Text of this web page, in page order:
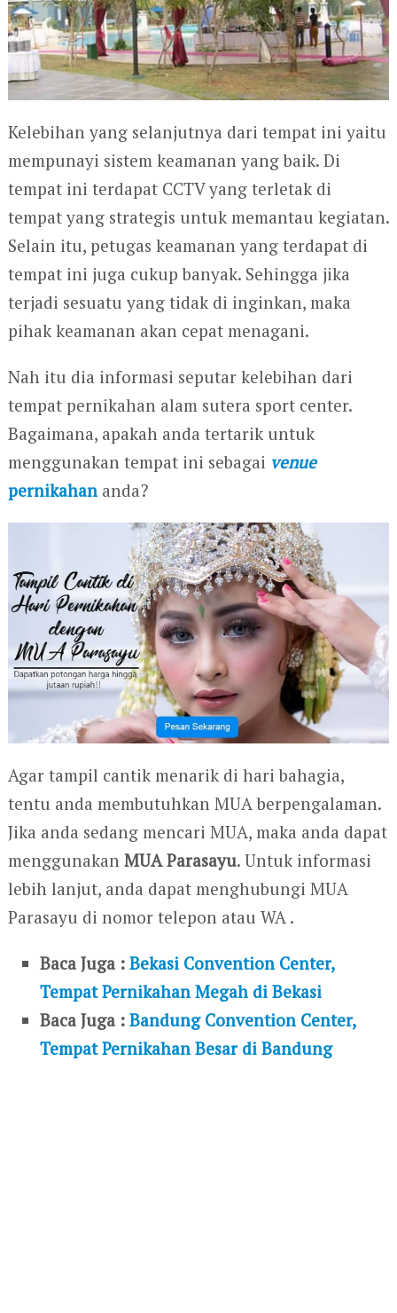
Kelebihan yang selanjutnya dari tempat ini yaitu
mempunayi sistem keamanan yang baik. Di
tempat ini terdapat CCTV yang terletak di
tempat yang strategis untuk memantau kegiatan.
Selain itu, petugas keamanan yang terdapat di
tempat ini juga cukup banyak. Sehingga jika
terjadi sesuatu yang tidak di inginkan, maka
pihak keamanan akan cepat menagani.
Nah itu dia informasi seputar kelebihan dari
tempat pernikahan alam sutera sport center.
Bagaimana, apakah anda tertarik untuk
menggunakan tempat ini sebagai venue
pernikahananda?
Agar tampil cantik menarik di hari bahagia,
tentu anda membutuhkan MUA berpengalaman.
Jika anda sedang mencari MUA, maka anda dapat
menggunakan MUA Parasayu. Untuk informasi
lebih lanjut, anda dapat menghubungi MUA
Parasayu di nomor telepon atau WA .
Baca Juga :Bekasi Convention Center,
Tempat Pernikahan Megah di Bekasi
Baca Juga :Bandung Convention Center,
Tempat Pernikahan Besar di Bandung